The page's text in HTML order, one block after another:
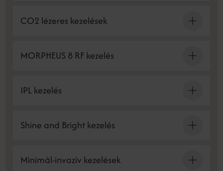
CO2 lézeres kezelések
MORPHEUS 8 RF kezelés
IPL kezelés
Shine and Bright kezelés
Minimál-invazív kezelések